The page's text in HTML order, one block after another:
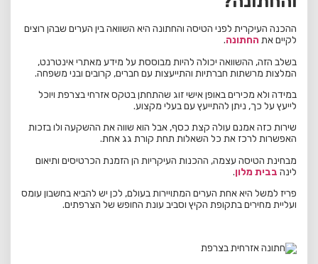
ההכנה העיקרית לפני הטיסה והחתונה היא השוואה בין הערים שבהן רוצים
לקיים את החתונה.
בשלב הזה, ההשוואה יכולה להיות מבוססת על מידע מאתרי אינטרנט,
המלצות מרשתות חברתיות והתייעצות עם חברים, קרובים ובני משפחה.
במידה ולא מכירים באופן אישי זוג שהתחתן בטקס אזרחי בצרפת ויוכל
לייעץ על כך, ניתן להתייעץ עם בעלי מקצוע.
שירות כזה אמנם עולה קצת כסף, אבל הוא שווה את ההשקעה ולו בזכות
האפשרות לרכז את כל השאלות תחת קורת גג אחת.
מבחינת הטיסה עצמה, ההכנות העיקריות הן הזמנת הכרטיסים ותיאום
לינה בבית מלון.
פריז למשל היא אחת הערים המתויירות בעולם, לכן יש להביא בחשבון עומס
ועליית מחירים בתקופת הקיץ וסביב עונת החופש של הצרפתים.